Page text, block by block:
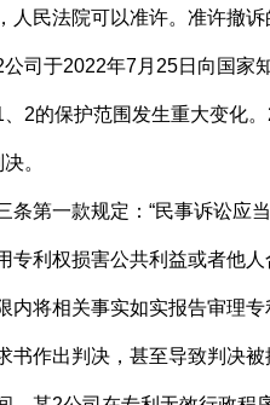
人民法院可以准许。准许撤
于2022年7月25日向国家知
2的保护范围发生重大变化
。
一款规定：“民事诉讼应当
专利权损害公共利益或者他
内将相关事实如实报告审理
书作出判决，甚至导致判决